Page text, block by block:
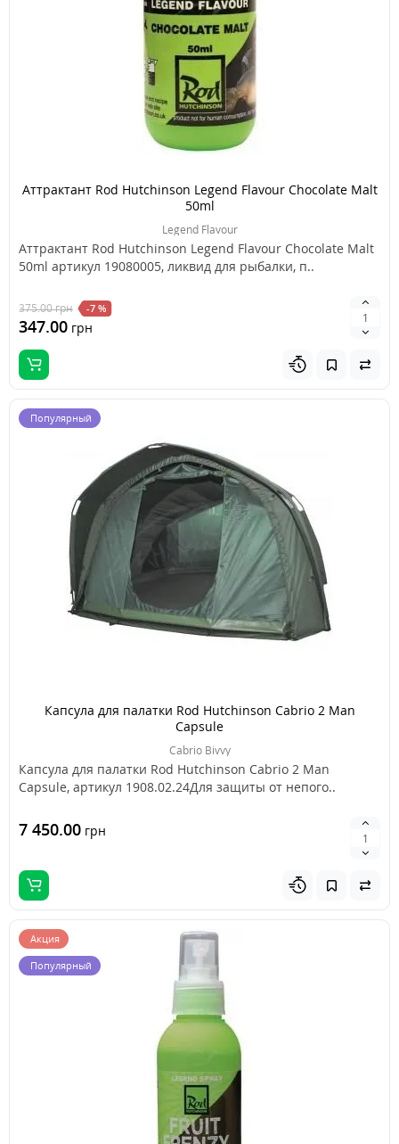
Аттрактант Rod Hutchinson Legend Flavour Chocolate Malt
50ml
Legend Flavour
Аттрактант Rod Hutchinson Legend Flavour Chocolate Malt
50ml артикул 19080005, ликвид для рыбалки, п..
375.00грн -7 %
347.00 грн
Популярный
Капсула для палатки Rod Hutchinson Cabrio 2 Man
Capsule
Cabrio Bivvy
Капсула для палатки Rod Hutchinson Cabrio 2 Man
Capsule, артикул 1908.02.24Для защиты от непого..
7 450.00 грн
Акция
Популярный